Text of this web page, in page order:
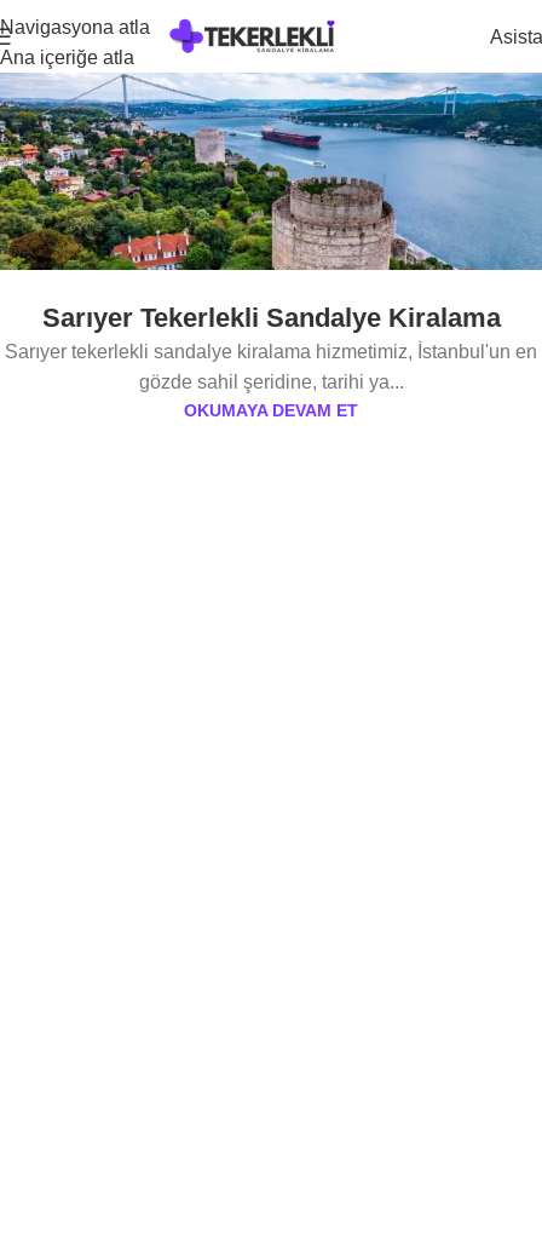
Navigasyona atla
Ana içeriğe atla
Sarıyer Tekerlekli Sandalye Kiralama
Sarıyer tekerlekli sandalye kiralama hizmetimiz, İstanbul'un en
gözde sahil şeridine, tarihi ya...
OKUMAYA DEVAM ET